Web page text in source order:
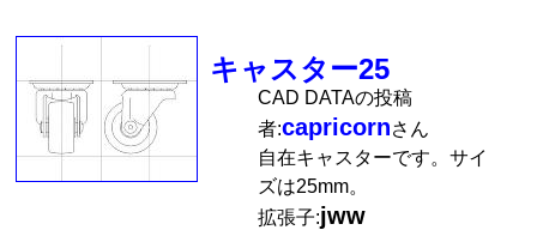
キャスター25
CAD DATAの投稿
者:capricornさん
自在キャスターです。サイ
ズは25mm。
拡張子:jww